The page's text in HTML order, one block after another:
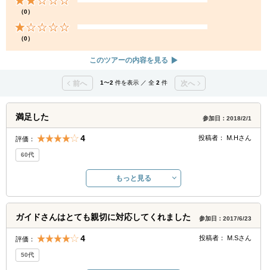
（0）
（0）
このツアーの内容を見る
前へ 1〜2 件を表示 ／ 全 2 件 次へ
満足した 参加日：2018/2/1
評価： 4 投稿者： M.Hさん
60代
もっと見る
ガイドさんはとても親切に対応してくれました 参加日：2017/6/23
評価： 4 投稿者： M.Sさん
50代